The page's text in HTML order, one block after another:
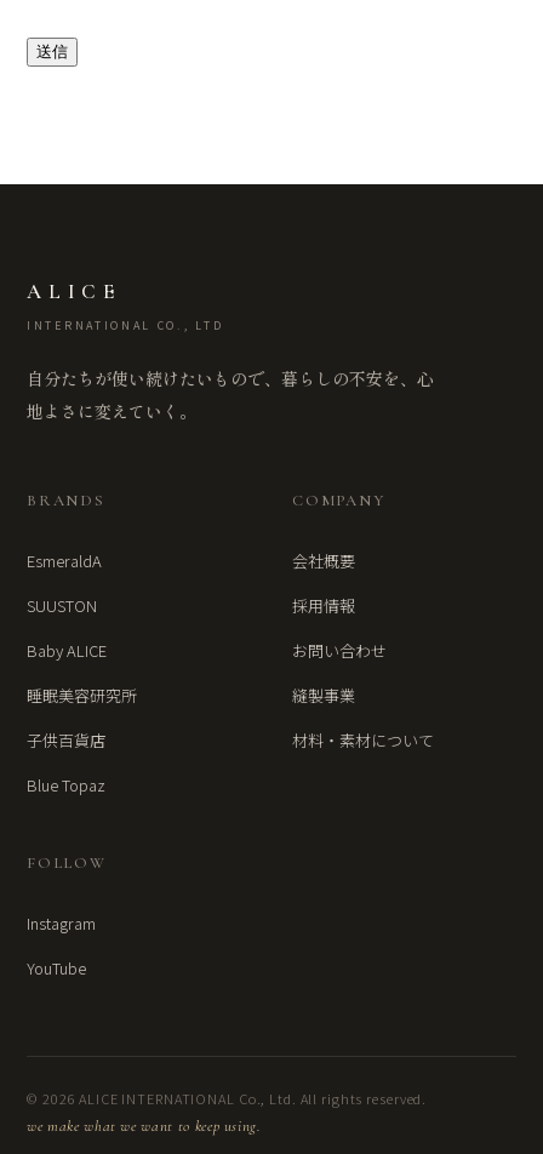
ALICE
INTERNATIONAL CO., LTD
自分たちが使い続けたいもので、暮らしの不安を、心
地よさに変えていく。
BRANDS
EsmeraldA
SUUSTON
Baby ALICE
睡眠美容研究所
子供百貨店
Blue Topaz
COMPANY
会社概要
採用情報
お問い合わせ
縫製事業
材料・素材について
FOLLOW
Instagram
YouTube
© 2026 ALICE INTERNATIONAL Co., Ltd. All rights reserved.
we make what we want to keep using.